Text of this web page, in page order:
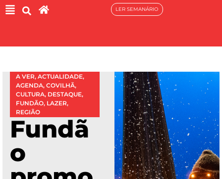
LER SEMANÁRIO
A VER, ACTUALIDADE,
AGENDA, COVILHÃ,
CULTURA, DESTAQUE,
FUNDÃO, LAZER,
REGIÃO
Fundã
o